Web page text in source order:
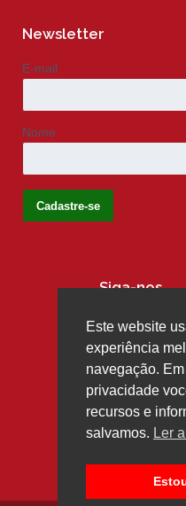
Newsletter
E-mail
Nome
Siga-nos
Este website
experiência
navegação.
privacidade
recursos e
salvamos. Ler